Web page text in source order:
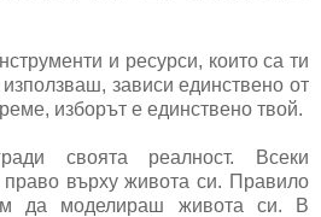
и ресурси, които са ти
зависи единствено от
изборът е единствено твой.
своята реалност. Всеки
право върху живота си. Правило
да моделираш живота си. В